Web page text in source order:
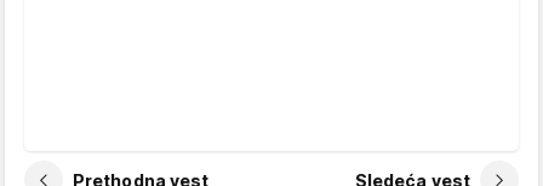
Prethodna vest Sledeća vest